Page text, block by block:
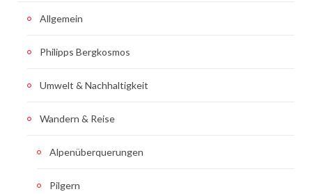
Allgemein
Philipps Bergkosmos
Umwelt & Nachhaltigkeit
Wandern & Reise
Alpenüberquerungen
Pilgern